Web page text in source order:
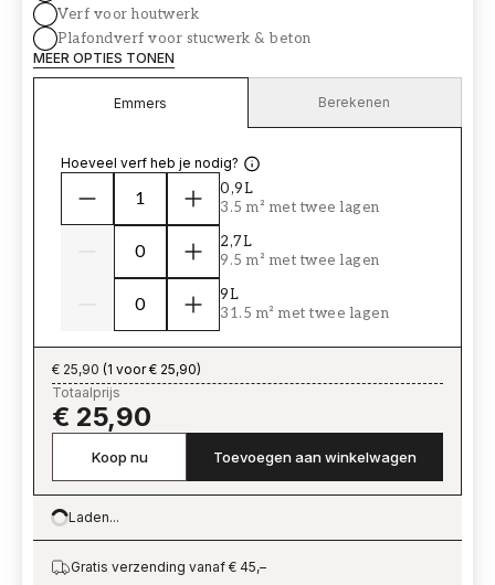
Verf voor houtwerk
Plafondverf voor stucwerk & beton
MEER OPTIES TONEN
Emmers Berekenen
Hoeveel verf heb je nodig?
0,9L
3.5 m² met twee lagen
2,7L
9.5 m² met twee lagen
9L
31.5 m² met twee lagen
€ 25,90 (1 voor € 25,90)
Totaalprijs
€ 25,90
Koop nu Toevoegen aan winkelwagen
Loading…
Laden...
Gratis verzending vanaf € 45,–